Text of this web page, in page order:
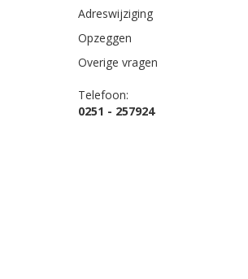
Adreswijziging
Opzeggen
Overige vragen
Telefoon:
0251 - 257924